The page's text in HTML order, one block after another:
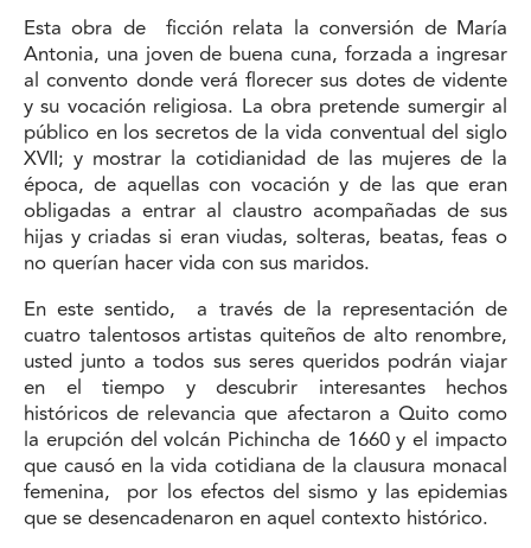
Esta obra de ficción relata la conversión de María
Antonia, una joven de buena cuna, forzada a ingresar
al convento donde verá florecer sus dotes de vidente
y su vocación religiosa. La obra pretende sumergir al
público en los secretos de la vida conventual del siglo
XVII; y mostrar la cotidianidad de las mujeres de la
época, de aquellas con vocación y de las que eran
obligadas a entrar al claustro acompañadas de sus
hijas y criadas si eran viudas, solteras, beatas, feas o
no querían hacer vida con sus maridos.
En este sentido, a través de la representación de
cuatro talentosos artistas quiteños de alto renombre,
usted junto a todos sus seres queridos podrán viajar
en el tiempo y descubrir interesantes hechos
históricos de relevancia que afectaron a Quito como
la erupción del volcán Pichincha de 1660 y el impacto
que causó en la vida cotidiana de la clausura monacal
femenina, por los efectos del sismo y las epidemias
que se desencadenaron en aquel contexto histórico.